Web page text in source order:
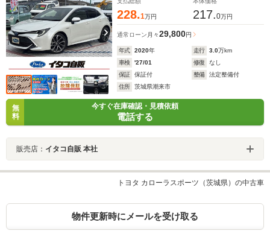
228.1万円 217.0万円
通常ローン 月々29,800円
年式 2020年 走行 3.0万km
車検
'27/01 修復
なし
保証
保証付 整備
法定整備付
住所
茨城県潮来市
無
料
今すぐ在庫確認・見積依頼
電話する
販売店： イタコ自販 本社
トヨタ カローラスポーツ（茨城県）の中古車
物件更新時にメールを受け取る